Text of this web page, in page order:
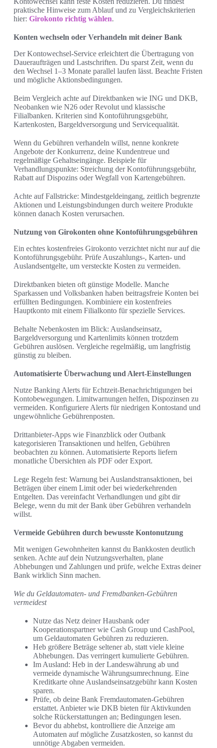
praktische Hinweise zum Ablauf und zu Vergleichskriterien
hier: Girokonto richtig wählen.
Konten wechseln oder Verhandeln mit deiner Bank
Der Kontowechsel-Service erleichtert die Übertragung von
Daueraufträgen und Lastschriften. Du sparst Zeit, wenn du
den Wechsel 1–3 Monate parallel laufen lässt. Beachte Fristen
und mögliche Aktionsbedingungen.
Beim Vergleich achte auf Direktbanken wie ING und DKB,
Neobanken wie N26 oder Revolut und klassische
Filialbanken. Kriterien sind Kontoführungsgebühr,
Kartenkosten, Bargeldversorgung und Servicequalität.
Wenn du Gebühren verhandeln willst, nenne konkrete
Angebote der Konkurrenz, deine Kundentreue und
regelmäßige Gehaltseingänge. Beispiele für
Verhandlungspunkte: Streichung der Kontoführungsgebühr,
Rabatt auf Dispozins oder Wegfall von Kartengebühren.
Achte auf Fallstricke: Mindestgeldeingang, zeitlich begrenzte
Aktionen und Leistungsbindungen durch weitere Produkte
können danach Kosten verursachen.
Nutzung von Girokonten ohne Kontoführungsgebühren
Ein echtes kostenfreies Girokonto verzichtet nicht nur auf die
Kontoführungsgebühr. Prüfe Auszahlungs-, Karten- und
Auslandsentgelte, um versteckte Kosten zu vermeiden.
Direktbanken bieten oft günstige Modelle. Manche
Sparkassen und Volksbanken haben beitragsfreie Konten bei
erfüllten Bedingungen. Kombiniere ein kostenfreies
Hauptkonto mit einem Filialkonto für spezielle Services.
Behalte Nebenkosten im Blick: Auslandseinsatz,
Bargeldversorgung und Kartenlimits können trotzdem
Gebühren auslösen. Vergleiche regelmäßig, um langfristig
günstig zu bleiben.
Automatisierte Überwachung und Alert-Einstellungen
Nutze Banking Alerts für Echtzeit-Benachrichtigungen bei
Kontobewegungen. Limitwarnungen helfen, Dispozinsen zu
vermeiden. Konfiguriere Alerts für niedrigen Kontostand und
ungewöhnliche Gebührenposten.
Drittanbieter-Apps wie Finanzblick oder Outbank
kategorisieren Transaktionen und helfen, Gebühren
beobachten zu können. Automatisierte Reports liefern
monatliche Übersichten als PDF oder Export.
Lege Regeln fest: Warnung bei Auslandstransaktionen, bei
Beträgen über einem Limit oder bei wiederkehrenden
Entgelten. Das vereinfacht Verhandlungen und gibt dir
Belege, wenn du mit der Bank über Gebühren verhandeln
willst.
Vermeide Gebühren durch bewusste Kontonutzung
Mit wenigen Gewohnheiten kannst du Bankkosten deutlich
senken. Achte auf dein Nutzungsverhalten, plane
Abhebungen und Zahlungen und prüfe, welche Extras deiner
Bank wirklich Sinn machen.
Wie du Geldautomaten- und Fremdbanken-Gebühren
vermeidest
Nutze das Netz deiner Hausbank oder
Kooperationspartner wie Cash Group und CashPool,
um Geldautomaten Gebühren zu reduzieren.
Heb größere Beträge seltener ab, statt viele kleine
Abhebungen. Das verringert kumulierte Gebühren.
Im Ausland: Heb in der Landeswährung ab und
vermeide dynamische Währungsumrechnung. Eine
Kreditkarte ohne Auslandseinsatzgebühr kann Kosten
sparen.
Prüfe, ob deine Bank Fremdautomaten-Gebühren
erstattet. Anbieter wie DKB bieten für Aktivkunden
solche Rückerstattungen an; Bedingungen lesen.
Bevor du abhebst, kontrolliere die Anzeige am
Automaten auf mögliche Zusatzkosten, so kannst du
unnötige Abgaben vermeiden.